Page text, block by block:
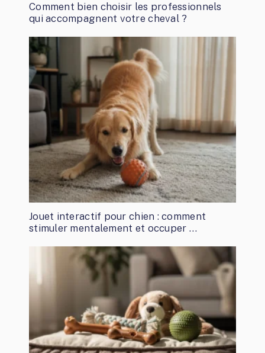
Comment bien choisir les professionnels
qui accompagnent votre cheval ?
Jouet interactif pour chien : comment
stimuler mentalement et occuper …